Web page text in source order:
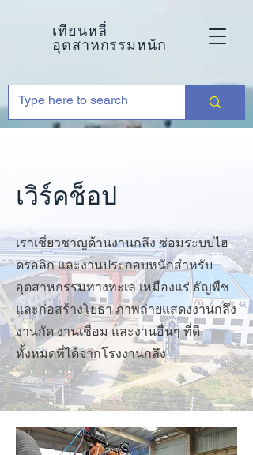
เทียนหลี่
อุตสาหกรรมหนัก
เวิร์คช็อป
เราเชี่ยวชาญด้านงานกลึง ซ่อมระบบไฮ
ดรอลิก และงานประกอบหนักสำหรับ
อุตสาหกรรมทางทะเล เหมืองแร่ ธัญพืช
และก่อสร้างโยธา ภาพถ่ายแสดงงานกลึง
งานกัด งานเชื่อม และงานอื่นๆ ที่ดี
ทั้งหมดที่ได้จากโรงงานกลึง